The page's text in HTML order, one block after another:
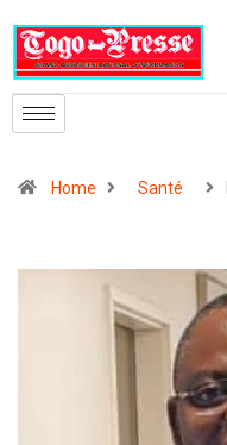
Home Santé